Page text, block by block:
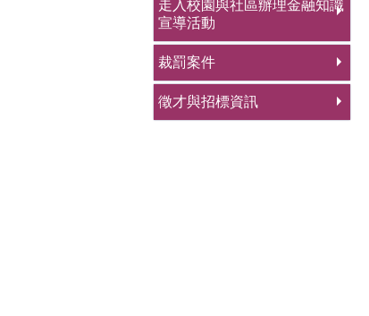
走入校園與社區辦理金融知識
宣導活動
裁罰案件
徵才與招標資訊